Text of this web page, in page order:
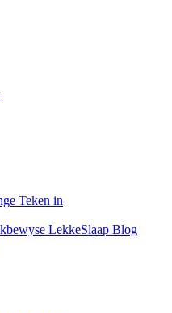
Teken in
LekkeSlaap Blog